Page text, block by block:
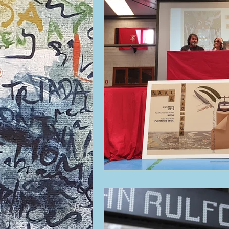
La ventana BocArtes y Oficios
Asociación d'Escritores d'Asturies
Una mitología Universidad de
Día Mundial de la Poesía
Vengo del norte Pequeños pasos